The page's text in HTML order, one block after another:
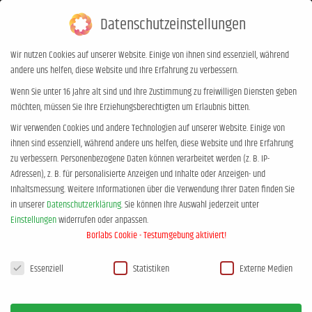
0,00€
Familien Beratung
Sie befinden sich hier:
Start Familien Beratung
Datenschutzeinstellungen
Wir nutzen Cookies auf unserer Website. Einige von ihnen sind essenziell, während
andere uns helfen, diese Website und Ihre Erfahrung zu verbessern.
Wenn Sie unter 16 Jahre alt sind und Ihre Zustimmung zu freiwilligen Diensten geben
möchten, müssen Sie Ihre Erziehungsberechtigten um Erlaubnis bitten.
Wir verwenden Cookies und andere Technologien auf unserer Website. Einige von
ihnen sind essenziell, während andere uns helfen, diese Website und Ihre Erfahrung
zu verbessern.Personenbezogene Daten können verarbeitet werden (z. B. IP-
Adressen), z. B. für personalisierte Anzeigen und Inhalte oder Anzeigen- und
Inhaltsmessung.Weitere Informationen über die Verwendung Ihrer Daten finden Sie
in unsererDatenschutzerklärung.Sie können Ihre Auswahl jederzeit unter
Einstellungenwiderrufen oder anpassen.
Borlabs Cookie - Testumgebung aktiviert!
Datenschutzeinstellungen
Essenziell Statistiken Externe Medien